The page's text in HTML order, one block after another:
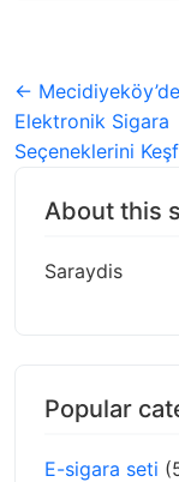
← Mecidiyeköy’de
Elektronik Sigara
Seçeneklerini
About this
Saraydis
Popular
E-sigara seti